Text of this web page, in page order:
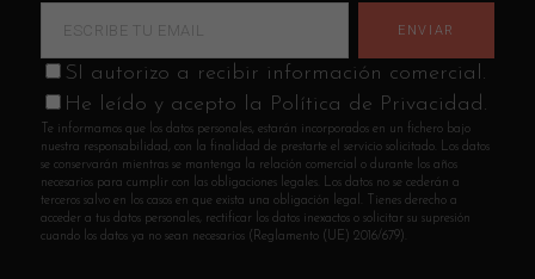
SI autorizo a recibir información comercial.
He leído y acepto la Política de Privacidad.
Te informamos que los datos personales, estarán incorporados en un fichero bajo
nuestra responsabilidad, con la finalidad de prestarte el servicio solicitado. Los datos
se conservarán mientras se mantenga la relación comercial o durante los años
necesarios para cumplir con las obligaciones legales. Los datos no se cederán a
terceros salvo en los casos en que exista una obligación legal. Tienes derecho a
acceder a tus datos personales, rectificar los datos inexactos o solicitar su supresión
cuando los datos ya no sean necesarios (Reglamento (UE) 2016/679).